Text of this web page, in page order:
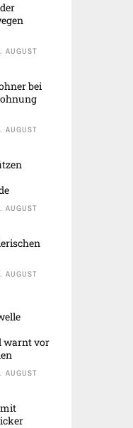
AUGUST
bei
AUGUST
AUGUST
AUGUST
warnt vor
AUGUST
mit